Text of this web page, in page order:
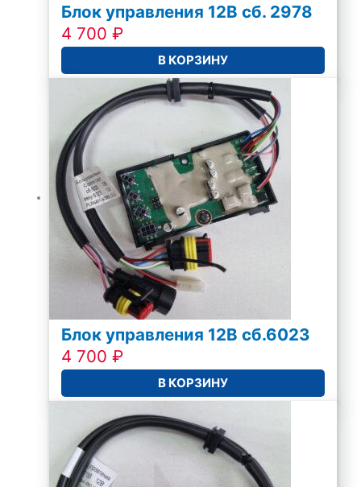
Блок управления 12В сб. 2978
4 700₽
В КОРЗИНУ
Блок управления 12В сб.6023
4 700₽
В КОРЗИНУ